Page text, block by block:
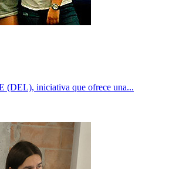
iniciativa que ofrece una...